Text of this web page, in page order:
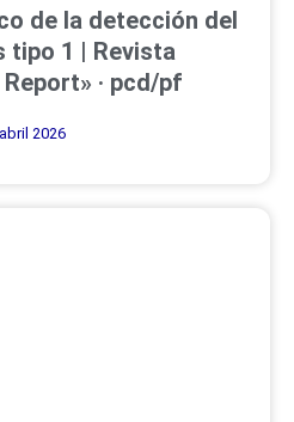
de la detección del
tipo 1 | Revista
· pcd/pf
2026